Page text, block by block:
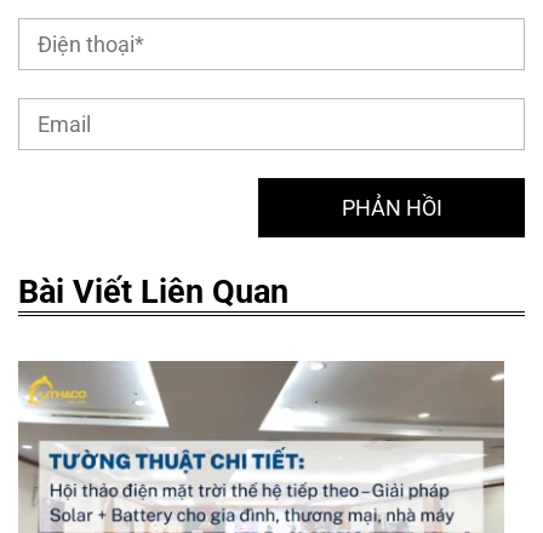
Bài Viết Liên Quan